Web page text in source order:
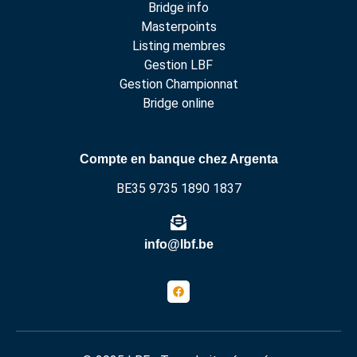
Bridge info
Masterpoints
Listing membres
Gestion LBF
Gestion Championnat
Bridge online
Compte en banque chez Argenta
BE35 9735 1890 1837
info@lbf.be